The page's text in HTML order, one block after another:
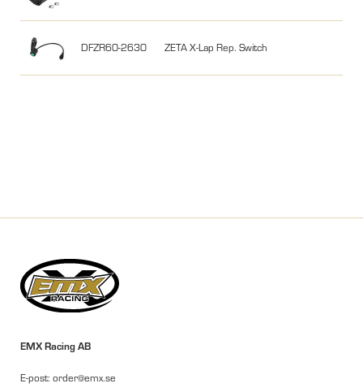
DFZR60-2630 ZETA X-Lap Rep. Switch
EMX Racing AB
E-post: order@emx.se